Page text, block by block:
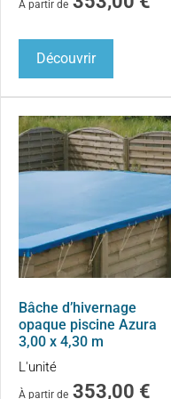
À partir de
Découvrir
Bâche d’hivernage
opaque piscine Azura
3,00 x 4,30 m
L'unité
À partir de 353,00 €